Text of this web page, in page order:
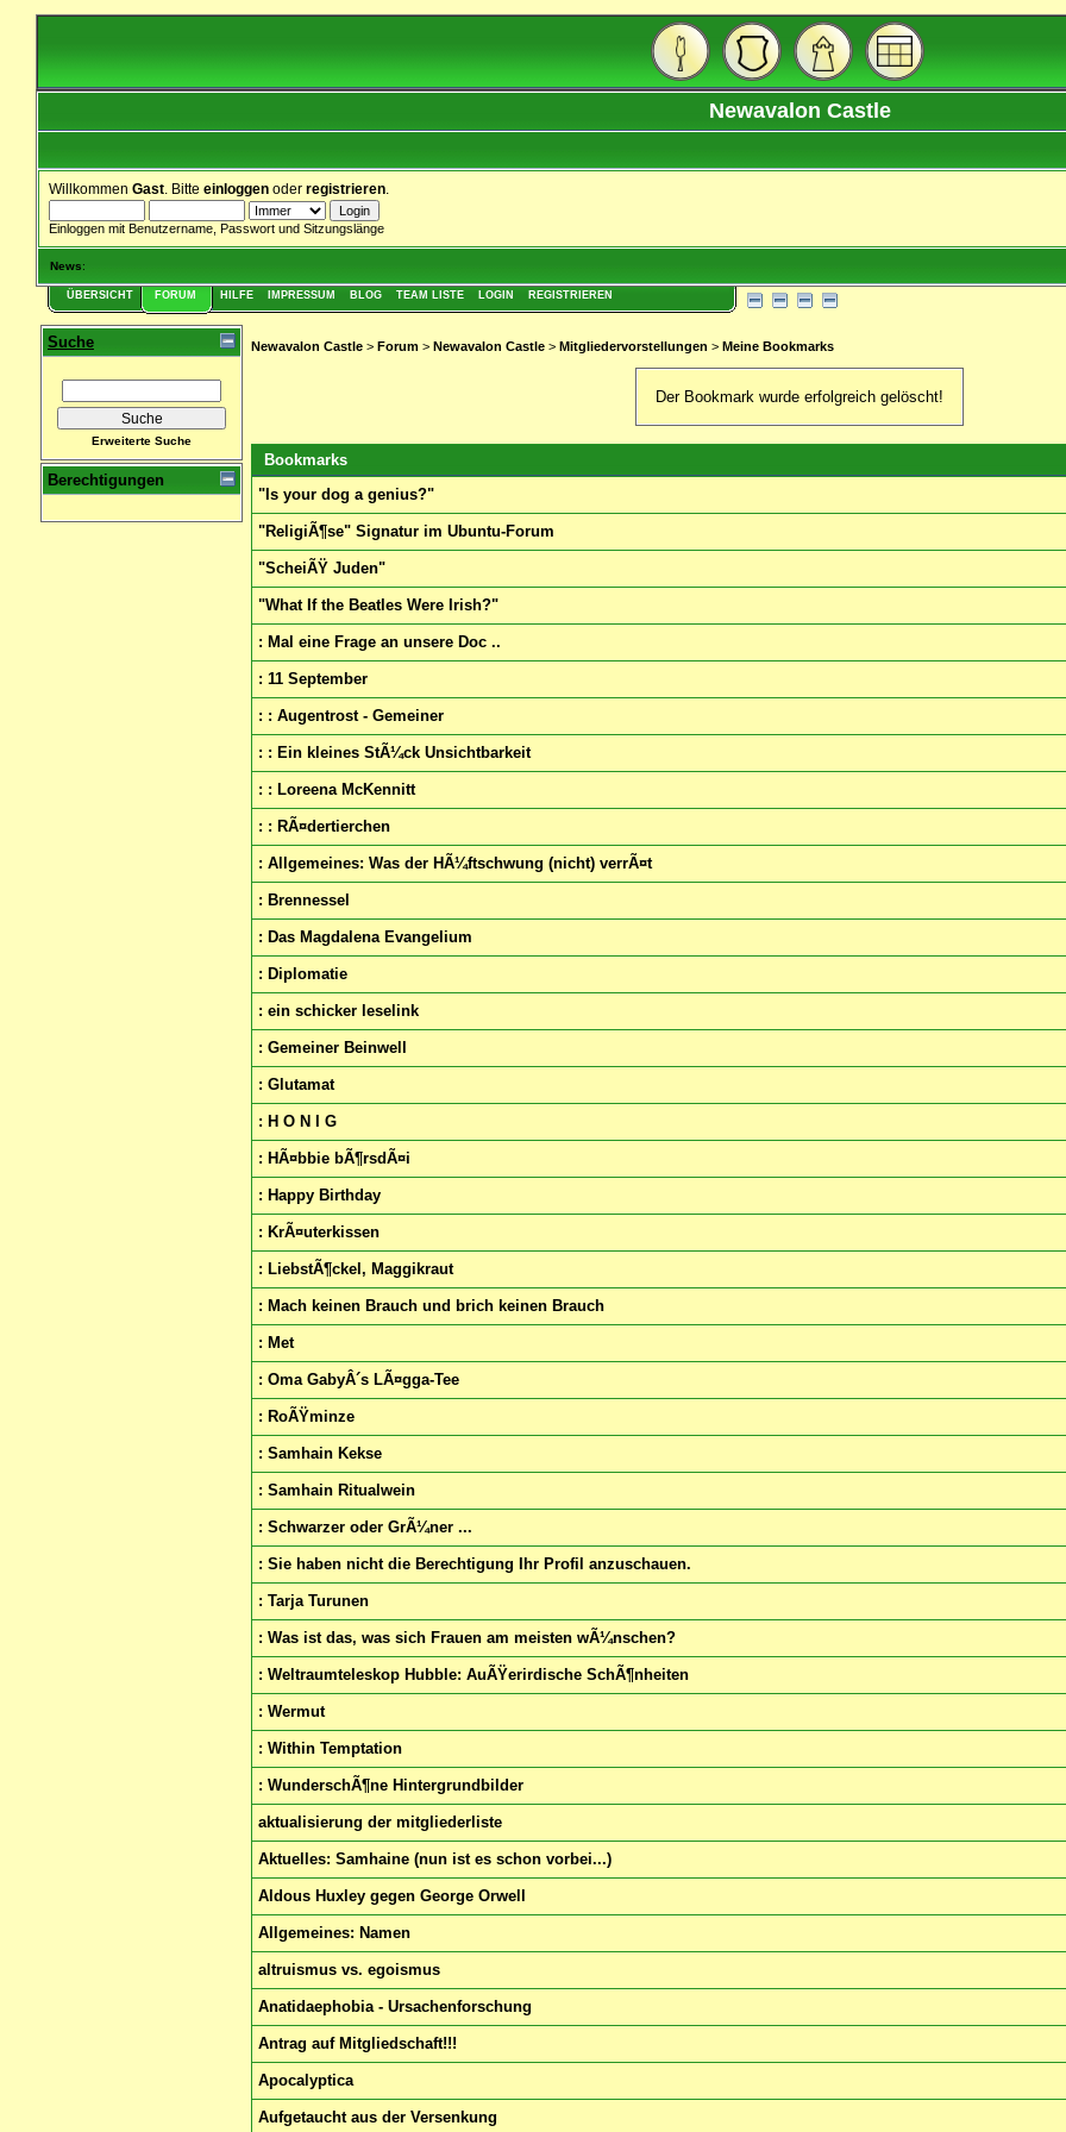
Newavalon Castle
Willkommen Gast . Bitte einloggen oder registrieren
Einloggen mit Benutzername, Passwort und Sitzungslänge
News:
ÜBERSICHT FORUM HILFE IMPRESSUM BLOG TEAM LISTE LOGIN REGISTRIEREN
Suche
Erweiterte Suche
Berechtigungen
Newavalon Castle > Forum > Newavalon Castle > Mitgliedervorstellungen > Meine Bookmarks
Der Bookmark wurde erfolgreich gelöscht!
Bookmarks
"Is your dog a genius?"
"ReligiÃ¶se" Signatur im Ubuntu-Forum
"ScheiÃŸ Juden"
"What If the Beatles Were Irish?"
: Mal eine Frage an unsere Doc ..
: 11 September
: : Augentrost - Gemeiner
: : Ein kleines StÃ¼ck Unsichtbarkeit
: : Loreena McKennitt
: : RÃ¤dertierchen
: Allgemeines: Was der HÃ¼ftschwung (nicht) verrÃ¤t
: Brennessel
: Das Magdalena Evangelium
: Diplomatie
: ein schicker leselink
: Gemeiner Beinwell
: Glutamat
: H O N I G
: HÃ¤bbie bÃ¶rsdÃ¤i
: Happy Birthday
: KrÃ¤uterkissen
: LiebstÃ¶ckel, Maggikraut
: Mach keinen Brauch und brich keinen Brauch
: Met
: Oma GabyÂ´s LÃ¤gga-Tee
: RoÃŸminze
: Samhain Kekse
: Samhain Ritualwein
: Schwarzer oder GrÃ¼ner ...
: Sie haben nicht die Berechtigung Ihr Profil anzuschauen.
: Tarja Turunen
: Was ist das, was sich Frauen am meisten wÃ¼nschen?
: Weltraumteleskop Hubble: AuÃŸerirdische SchÃ¶nheiten
: Wermut
: Within Temptation
: WunderschÃ¶ne Hintergrundbilder
aktualisierung der mitgliederliste
Aktuelles: Samhaine (nun ist es schon vorbei...)
Aldous Huxley gegen George Orwell
Allgemeines: Namen
altruismus vs. egoismus
Anatidaephobia - Ursachenforschung
Antrag auf Mitgliedschaft!!!
Apocalyptica
Aufgetaucht aus der Versenkung